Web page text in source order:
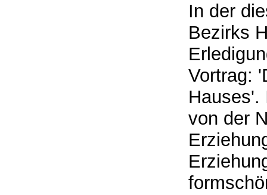
In der
Bezirks
Vortrag:
Hauses'.
von der